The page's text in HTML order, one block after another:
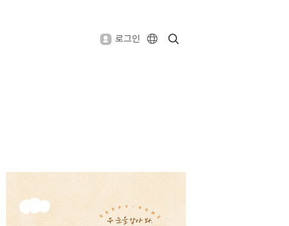
로그인 Search
Submit